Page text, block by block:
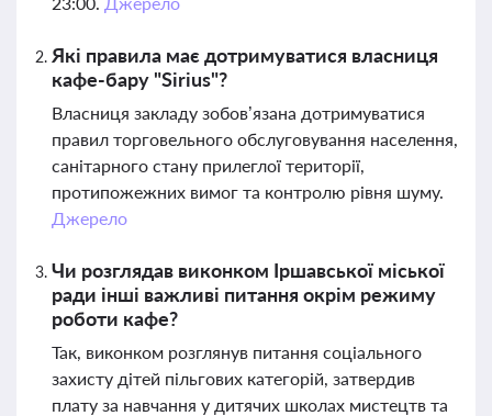
Які правила має дотримуватися власниця
кафе-бару "Sirius"?
Власниця закладу зобов’язана дотримуватися
правил торговельного обслуговування населення,
санітарного стану прилеглої території,
протипожежних вимог та контролю рівня шуму.
Джерело
Чи розглядав виконком Іршавської міської
ради інші важливі питання окрім режиму
роботи кафе?
Так, виконком розглянув питання соціального
захисту дітей пільгових категорій, затвердив
плату за навчання у дитячих школах мистецтв та